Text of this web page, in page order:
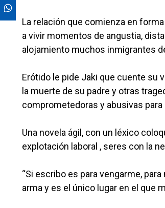
La relación que comienza en
a vivir momentos de angustia,
alojamiento muchos inmigrantes
Erótido le pide Jaki que cuente su
la muerte de su padre y otras
comprometedoras y abusivas para
Una novela ágil, con un léxico
explotación laboral , seres con la
“Si escribo es para vengarme,
arma y es el único lugar en el que